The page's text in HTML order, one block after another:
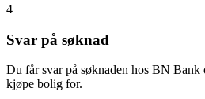
4
Svar på søknad
Du får svar på søknaden hos BN Bank
kjøpe bolig for.